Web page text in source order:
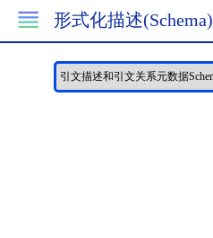
形式化描述(Schema)